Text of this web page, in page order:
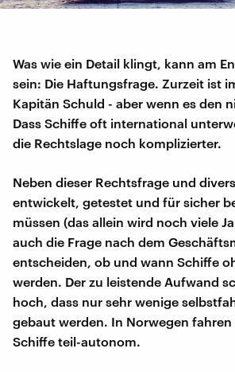
Was wie ein Detail klingt, kann am
sein: Die Haftungsfrage. Zurzeit ist
Kapitän Schuld - aber wenn es den
Dass Schiffe oft international
die Rechtslage noch komplizierter.
Neben dieser Rechtsfrage und
entwickelt, getestet und für sicher
müssen (das allein wird noch viele
auch die Frage nach dem
entscheiden, ob und wann Schiffe
werden. Der zu leistende Aufwand
hoch, dass nur sehr wenige
gebaut werden. In Norwegen fahren
Schiffe teil-autonom.